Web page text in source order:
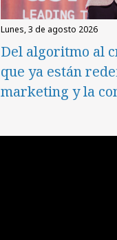
lunes, 3 de agosto 2026
Del algoritmo al
que ya están
marketing y la